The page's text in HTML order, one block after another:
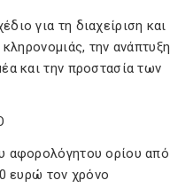
για τη διαχείριση και
την ανάπτυξη
και την προστασία των
αφορολόγητου ορίου από
ευρώ τον χρόνο